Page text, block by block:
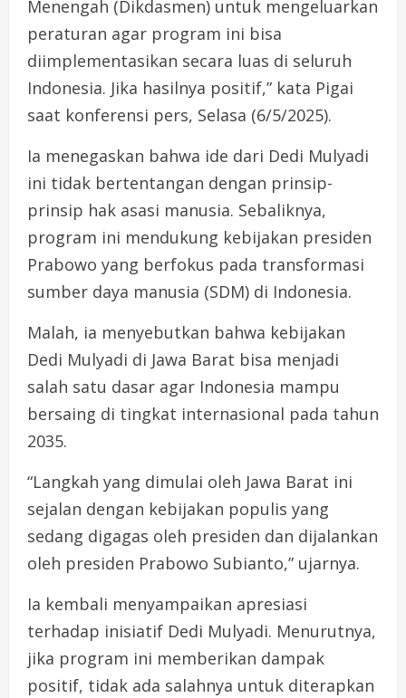
Menengah (Dikdasmen) untuk mengeluarkan
peraturan agar program ini bisa
diimplementasikan secara luas di seluruh
Indonesia. Jika hasilnya positif,” kata Pigai
saat konferensi pers, Selasa (6/5/2025).
Ia menegaskan bahwa ide dari Dedi Mulyadi
ini tidak bertentangan dengan prinsip-
prinsip hak asasi manusia. Sebaliknya,
program ini mendukung kebijakan presiden
Prabowo yang berfokus pada transformasi
sumber daya manusia (SDM) di Indonesia.
Malah, ia menyebutkan bahwa kebijakan
Dedi Mulyadi di Jawa Barat bisa menjadi
salah satu dasar agar Indonesia mampu
bersaing di tingkat internasional pada tahun
2035.
“Langkah yang dimulai oleh Jawa Barat ini
sejalan dengan kebijakan populis yang
sedang digagas oleh presiden dan dijalankan
oleh presiden Prabowo Subianto,” ujarnya.
Ia kembali menyampaikan apresiasi
terhadap inisiatif Dedi Mulyadi. Menurutnya,
jika program ini memberikan dampak
positif, tidak ada salahnya untuk diterapkan